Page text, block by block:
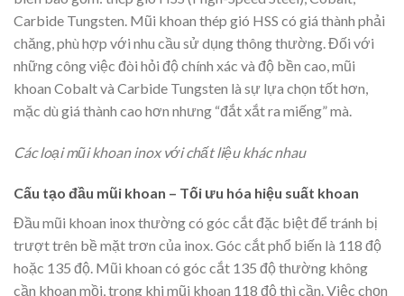
Carbide Tungsten. Mũi khoan thép gió HSS có giá thành phải
chăng, phù hợp với nhu cầu sử dụng thông thường. Đối với
những công việc đòi hỏi độ chính xác và độ bền cao, mũi
khoan Cobalt và Carbide Tungsten là sự lựa chọn tốt hơn,
mặc dù giá thành cao hơn nhưng “đắt xắt ra miếng” mà.
Các loại mũi khoan inox với chất liệu khác nhau
Cấu tạo đầu mũi khoan – Tối ưu hóa hiệu suất khoan
Đầu mũi khoan inox thường có góc cắt đặc biệt để tránh bị
trượt trên bề mặt trơn của inox. Góc cắt phổ biến là 118 độ
hoặc 135 độ. Mũi khoan có góc cắt 135 độ thường không
cần khoan mồi, trong khi mũi khoan 118 độ thì cần. Việc chọn